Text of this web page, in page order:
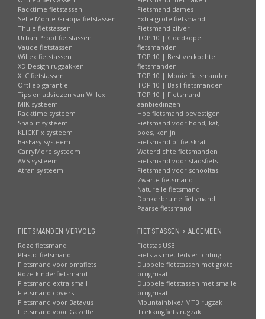
Racktime fietstassen
Selle Monte Grappa fietstassen
Thule fietstassen
Urban Proof fietstassen
Vaude fietstassen
Willex fietstassen
XD Design rugzakken
XLC fietstassen
Ortlieb garantie
Tips en adviezen van Willex
MIK systeem
Racktime systeem
Snap-it systeem
KLICKFix systeem
BasEasy systeem
CarryMore systeem
AVS systeem
Atran systeem
Fietsmand dames
Extra grote fietsmand
Fietsmand zilver
TOP 10 | Goedkope
fietsmanden
TOP 10 | Best verkochte
fietsmanden
TOP 10 | Mooie fietsmanden
TOP 10 | Basil fietsmanden
TOP 10 | Fietsmand
aanbiedingen
Hoe fietsmand bevestigen
Fietsmand voor hond, kat,
poes, konijn
Fietsmand of fietskrat
Waterdichte fietsmanden
Fietsmand voor stadsfiets
Fietsmand voor schooltas
Zwarte fietsmand
Naturelle fietsmand
Donkerbruine fietsmand
Paarse fietsmand
FIETSMANDEN VERVOLG
Roze fietsmand
Plastic fietsmand
Fietsmand voor omafiets
Roze kinderfietsmand
Fietsmand extra small
Fietsmand covers
Fietsmand voor Batavus
Fietsmand voor Gazelle
FIETSTASSEN > ALGEMEEN
Fietstas USB
Fietstas met ledverlichting
Dubbele fietstassen met grote
brugmaat
Dubbele fietstassen met smalle
brugmaat
Mountainbike/ MTB rugzak
Trekkingfiets rugzak